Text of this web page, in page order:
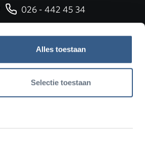
Alles toestaan
Selectie toestaan
026 - 442 45 34
info@burgerszoo.nl